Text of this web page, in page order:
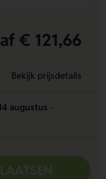
€ 121,66
Bekijk prijsdetails
augustus